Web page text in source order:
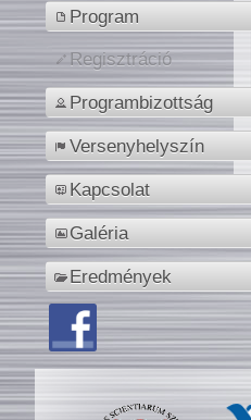
Program
Regisztráció
Programbizottság
Versenyhelyszín
Kapcsolat
Galéria
Eredmények